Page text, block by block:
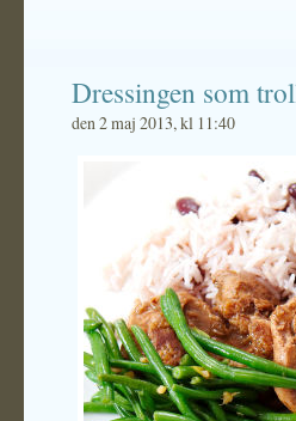
Dressingen som
den 2 maj 2013, kl 11:40